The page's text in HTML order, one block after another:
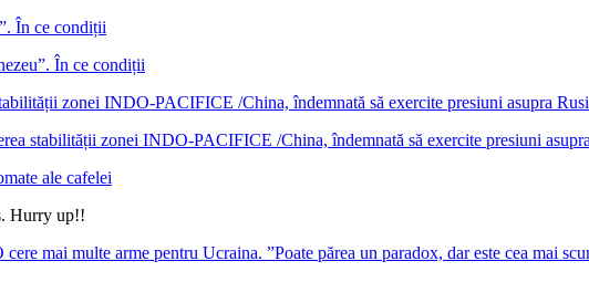
În ce condiții
stabilității zonei INDO-PACIFICE /China, îndemnată să exercite presiuni
ale cafelei
Hurry up!!
mai multe arme pentru Ucraina. ”Poate părea un paradox, dar este cea mai